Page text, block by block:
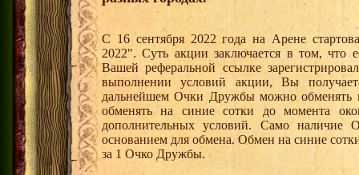
С 16 сентября 2022 года на Арене
2022". Суть акции заключается в том, что
Вашей реферальной ссылке
выполнении условий акции, Вы
дальнейшем Очки Дружбы можно
обменять на синие сотки до момента
дополнительных условий. Само наличие
основанием для обмена. Обмен на синие
за 1 Очко Дружбы.